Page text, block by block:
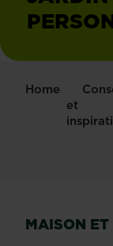
Home
et
MAISON